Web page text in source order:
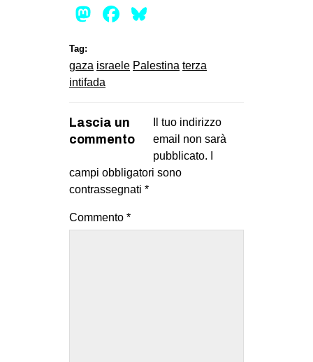
Mastodon
Facebook
Tag:
gaza israele Palestina terza
intifada
Lascia un
commento
Il tuo indirizzo
email non sarà
pubblicato.
campi obbligatori sono
contrassegnati *
Commento *